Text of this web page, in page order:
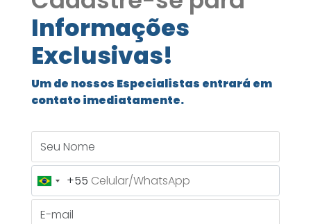
Informações
Exclusivas!
Um de nossos Especialistas entrará em
contato imediatamente.
Brazil
+55
+55